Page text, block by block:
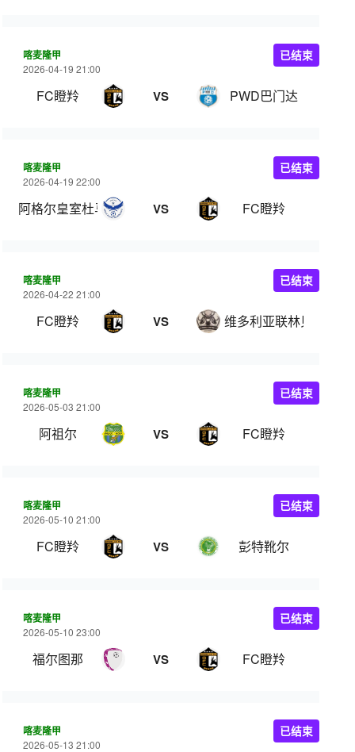
喀麦隆甲
2026-04-19 21:00
FC瞪羚 VS PWD巴门达
已结束
喀麦隆甲
2026-04-19 22:00
阿格尔皇室杜马 VS FC瞪羚
已结束
喀麦隆甲
2026-04-22 21:00
FC瞪羚 VS 维多利亚联林贝
已结束
喀麦隆甲
2026-05-03 21:00
阿祖尔 VS FC瞪羚
已结束
喀麦隆甲
2026-05-10 21:00
FC瞪羚 VS 彭特靴尔
已结束
喀麦隆甲
2026-05-10 23:00
福尔图那 VS FC瞪羚
已结束
喀麦隆甲
2026-05-13 21:00
已结束